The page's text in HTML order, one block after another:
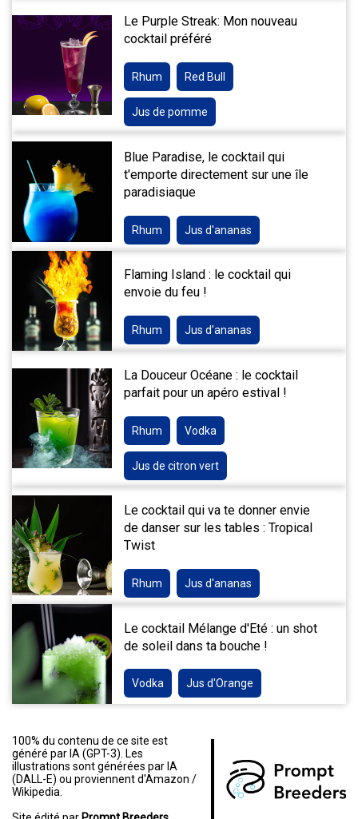
Le Purple Streak: Mon nouveau
cocktail préféré
Rhum Red Bull
Jus de pomme
Blue Paradise, le cocktail qui
t'emporte directement sur une île
paradisiaque
Rhum Jus d'ananas
Flaming Island : le cocktail qui
envoie du feu !
Rhum Jus d'ananas
La Douceur Océane : le cocktail
parfait pour un apéro estival !
Rhum Vodka
Jus de citron vert
Le cocktail qui va te donner envie
de danser sur les tables : Tropical
Twist
Rhum Jus d'ananas
Le cocktail Mélange d'Eté : un shot
de soleil dans ta bouche !
Vodka Jus d'Orange
100% du contenu de ce site est
généré par IA (GPT-3). Les
illustrations sont générées par IA
(DALL-E) ou proviennent d'Amazon /
Wikipedia.